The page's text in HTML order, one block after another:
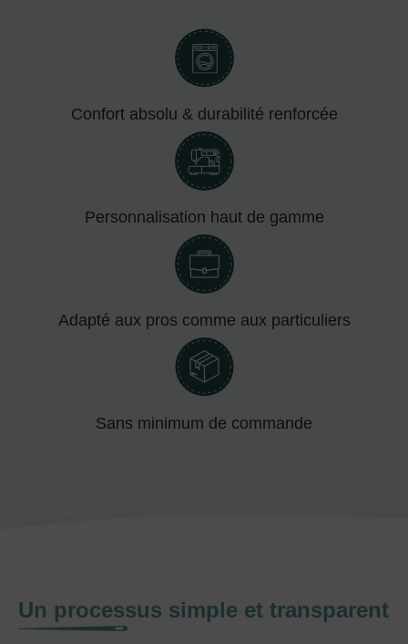
Confort absolu & durabilité renforcée
Personnalisation haut de gamme
Adapté aux pros comme aux particuliers
Sans minimum de commande
Un processus simple et transparent